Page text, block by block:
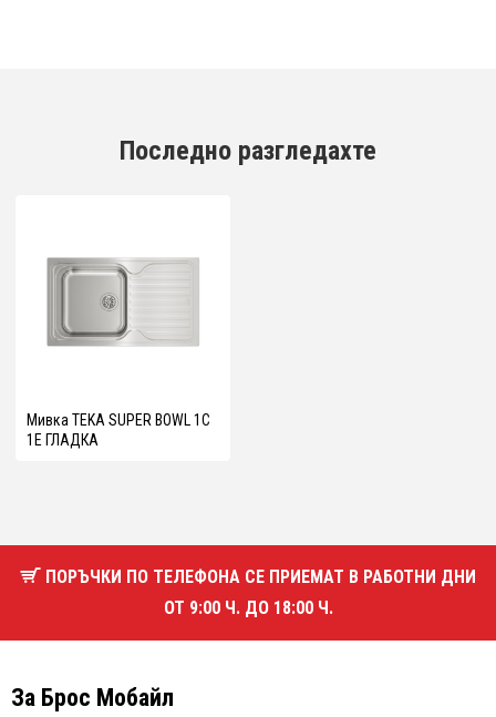
Последно разгледахте
Мивка TEKA SUPER BOWL 1С
1Е ГЛАДКА
ПОРЪЧКИ ПО ТЕЛЕФОНА СЕ ПРИЕМАТ В РАБОТНИ ДНИ
ОТ 9:00 Ч. ДО 18:00 Ч.
За Брос Мобайл